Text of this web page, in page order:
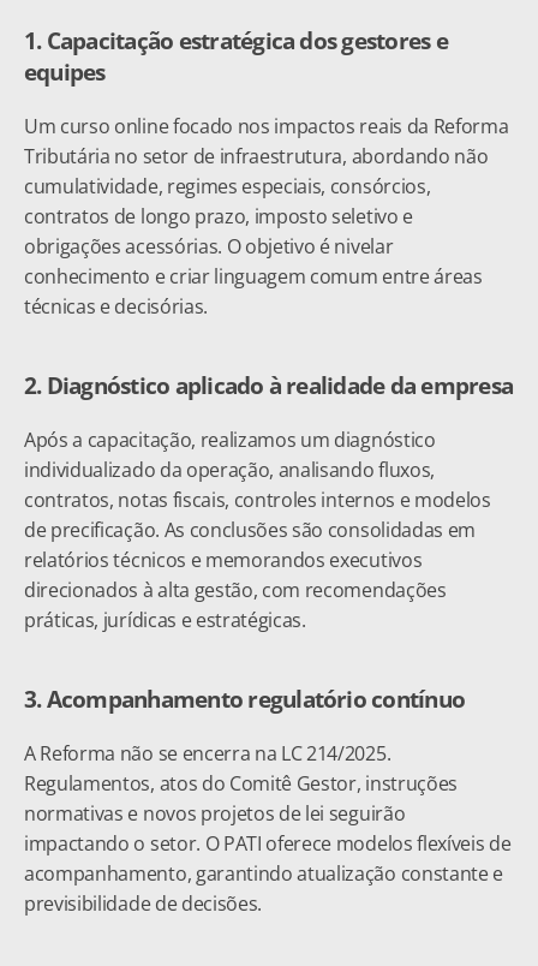
1. Capacitação estratégica dos gestores e
equipes
Um curso online focado nos impactos reais da Reforma
Tributária no setor de infraestrutura, abordando não
cumulatividade, regimes especiais, consórcios,
contratos de longo prazo, imposto seletivo e
obrigações acessórias. O objetivo é nivelar
conhecimento e criar linguagem comum entre áreas
técnicas e decisórias.
2. Diagnóstico aplicado à realidade da empresa
Após a capacitação, realizamos um diagnóstico
individualizado da operação, analisando fluxos,
contratos, notas fiscais, controles internos e modelos
de precificação. As conclusões são consolidadas em
relatórios técnicos e memorandos executivos
direcionados à alta gestão, com recomendações
práticas, jurídicas e estratégicas.
3. Acompanhamento regulatório contínuo
A Reforma não se encerra na LC 214/2025.
Regulamentos, atos do Comitê Gestor, instruções
normativas e novos projetos de lei seguirão
impactando o setor. O PATI oferece modelos flexíveis de
acompanhamento, garantindo atualização constante e
previsibilidade de decisões.